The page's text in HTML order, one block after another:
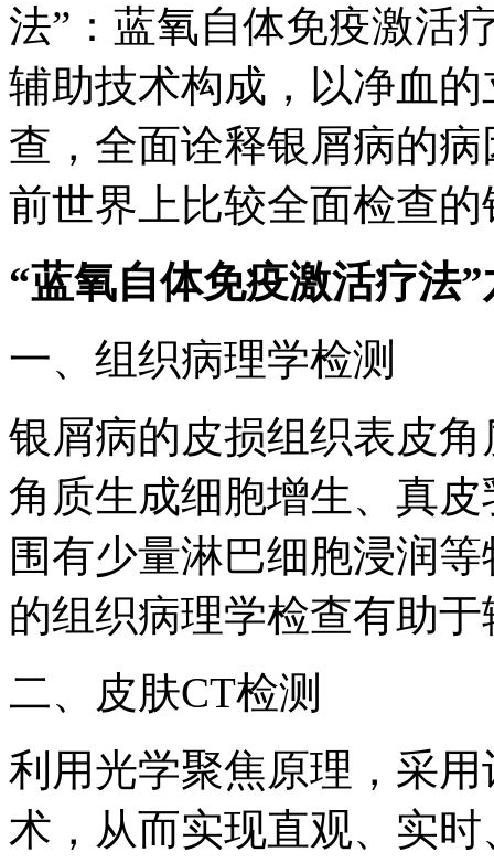
法”：蓝氧自体免疫激活
辅助技术构成，以净血
查，全面诠释银屑病的
前世界上比较全面检查
“蓝氧自体免疫激活疗法
一、组织病理学检测
银屑病的皮损组织表皮
角质生成细胞增生、真
围有少量淋巴细胞浸润
的组织病理学检查有助
二、皮肤CT检测
利用光学聚焦原理，采
术，从而实现直观、实